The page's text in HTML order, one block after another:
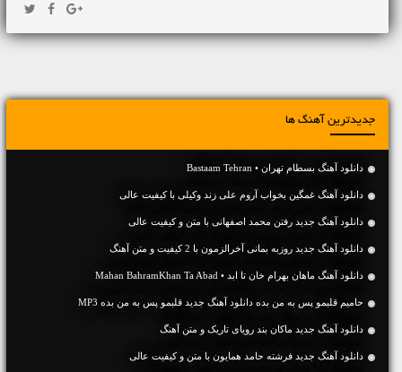
جدیدترین آهنگ ها
دانلود آهنگ بسطام تهران • Bastaam Tehran
دانلود آهنگ غمگین بخواب آروم علی زند وکیلی با کیفیت عالی
دانلود آهنگ جديد رفتن محمد اصفهانی با متن و کیفیت عالی
دانلود آهنگ جديد روزبه بمانی آخرالزمون با 2 کیفیت و متن آهنگ
دانلود آهنگ ماهان بهرام خان تا ابد • Mahan BahramKhan Ta Abad
حامیم قلبمو پس به من بده دانلود آهنگ جدید قلبمو پس به من بده MP3
دانلود آهنگ جديد ماکان بند رویای تاریک و متن آهنگ
دانلود آهنگ جديد فرشته حامد همایون با متن و کیفیت عالی